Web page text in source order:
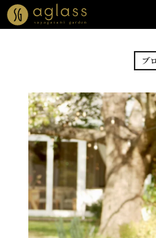
CEREMONY
RECEPTION
CUISINE
SMART WEDDING